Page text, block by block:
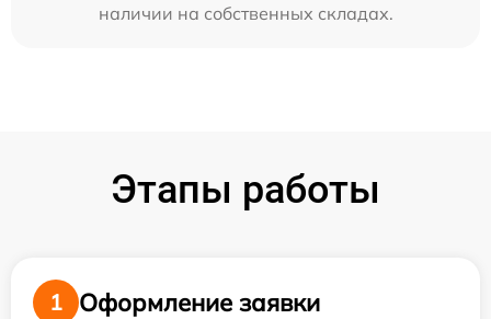
наличии на собственных складах.
Этапы работы
1
Оформление заявки